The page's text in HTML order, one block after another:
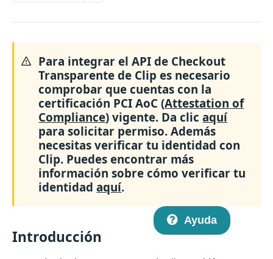
Ayuda
Consulta el estado de un link de pago
Aceptar USD
Webhooks
API de Checkout V1 (deprecada)
Crear un nuevo link de pago
Consulta el estado de un link de pago
Introducción a Checkout Clip v1
API DE CHECKOUT TRANSPARENTE
Introducción al Checkout Transparente
Realizar un pago
Para integrar el API de Checkout
Transparente de Clip es necesario
comprobar que cuentas con la
certificación PCI AoC (Attestation of
Compliance) vigente. Da clicaquí
para solicitar permiso. Además
necesitas verificar tu identidad con
Clip. Puedes encontrar más
información sobre cómo verificar tu
identidadaquí.
Introducción